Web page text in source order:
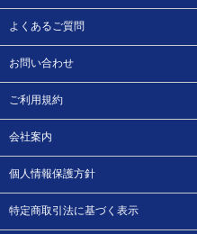
よくあるご質問
お問い合わせ
ご利用規約
会社案内
個人情報保護方針
特定商取引法に基づく表示